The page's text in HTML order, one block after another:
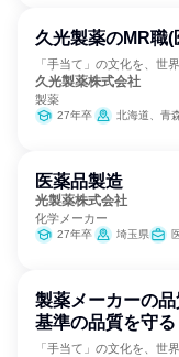
久光製薬のMR職
「手当て」の文化を、世界
久光製薬株式会社
製薬
27年卒 北海道、青森県、岩手県、宮城県、秋田県、山形県、福島県、茨城県、栃木県、群馬県、埼玉県、千葉県、東京都、神奈川県、新潟県、富山県、石川県、福井県、山梨県、長野
医薬品製造
光製薬株式会社
化学メーカー
27年卒 埼玉県
製薬メーカーの
基準の品質を守る
「手当て」の文化を、世界